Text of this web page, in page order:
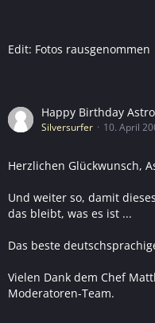
Edit: Fotos rausgenommen
Happy Birthday
Silversurfer 10. April
Herzlichen Glückwunsch,
Und weiter so, damit
das bleibt, was es ist ...
Das beste
Vielen Dank dem Chef
Moderatoren-Team.